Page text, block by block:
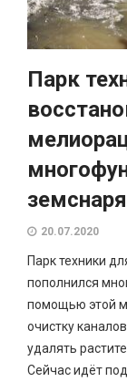
Парк
20.07.2020
Парк техники
пополнился
помощью этой
очистку
удалять
Сейчас идёт